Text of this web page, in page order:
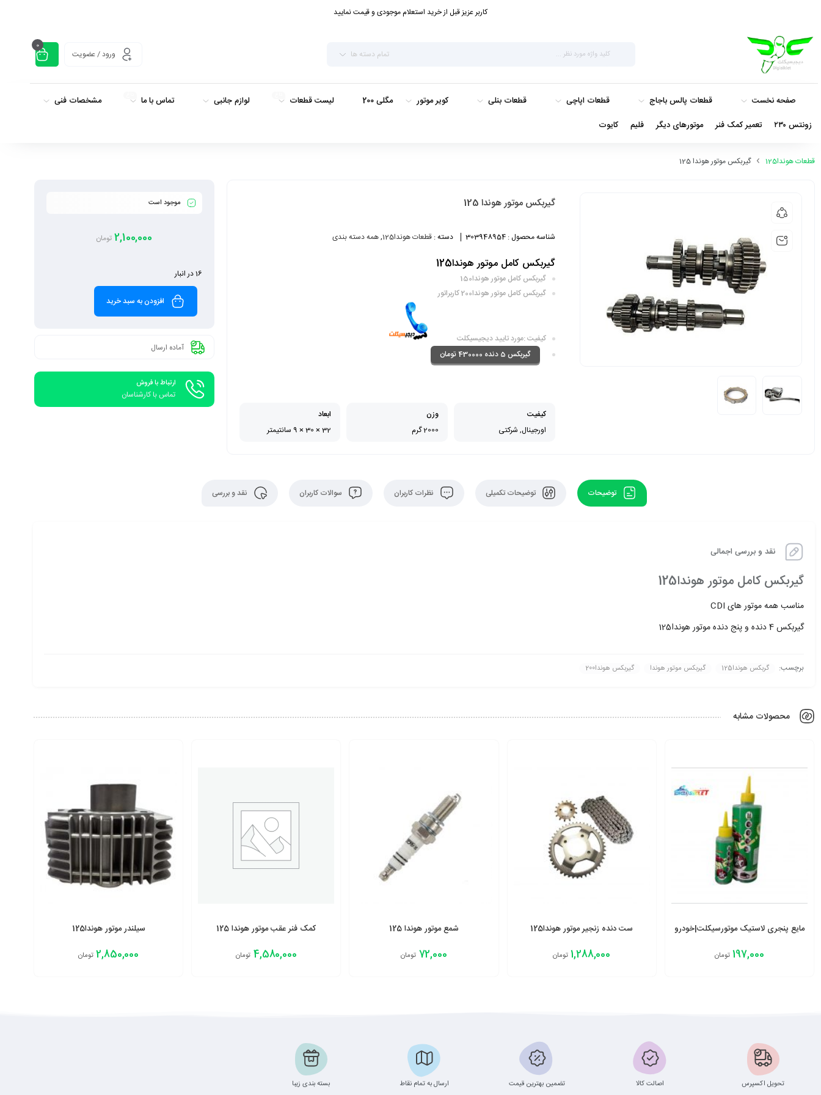
کاربر عزیز قبل از خرید استعلام موجودی و قیمت نمایید
تمام دسته ها ورود / عضویت
0
صفحه نخست قطعات پالس باجاج قطعات اپاچی قطعات بنلی کویر موتور مگلی 200 لیست قطعات لوازم جانبی تماس با ما
مشخصات فنی
زونتس ۲۳۰
تعمیر کمک فنر موتورهای دیگر فلیم کایوت
قطعات هوندا125 گیربکس موتور هوندا 125
گیربکس موتور هوندا 125
شناسه محصول : 303948954 دسته : قطعات هوندا125 ,همه دسته بندی
گیربکس کامل موتور هوندا125
گیربکس کامل موتور هوندا150
گیربکس کامل موتور هوندا200 کاربراتور
کیفیت :مورد تایید دیجیسیکلت
گیربکس 5 دنده 430000 تومان
کیفیت
اورجینال, شرکتی
وزن
2000 گرم
ابعاد
32 × 30 × 9 سانتیمتر
موجود است
2,100,000 تومان
16 در انبار
افزودن به سبد خرید
آماده ارسال
ارتباط با فروش
تماس با کارشناسان
توضیحات توضیحات تکمیلی نظرات کاربران سوالات کاربران نقد و بررسی
نقد و بررسی اجمالی
گیربکس کامل موتور هوندا125
مناسب همه موتور های CDI
گیربکس 4 دنده و پنج دنده موتور هوندا125
برچسب: گربکس هوندا125 گیربکس موتور هوندا گیربکس هوندا200
محصولات مشابه
مایع پنجری لاستیک موتورسیکلت|خودرو
197,000 تومان
ست دنده زنجیر موتور هوندا125
1,288,000 تومان
شمع موتور هوندا 125
72,000 تومان
کمک فنر عقب موتور هوندا 125
4,580,000 تومان
سیلندر موتور هوندا125
2,850,000 تومان
تحویل اکسپرس اصالت کالا تضمین بهترین قیمت ارسال به تمام نقاط بسته بندی زیبا